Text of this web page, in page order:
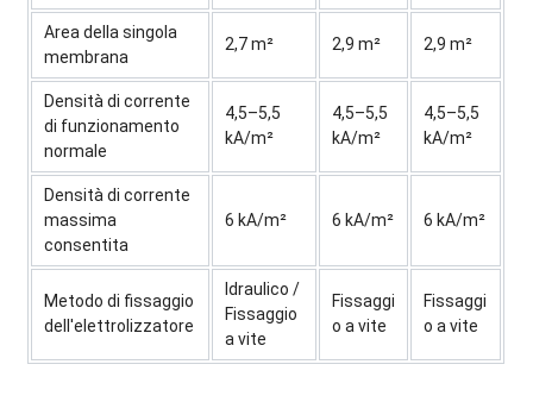
Area della singola
membrana
2,7 m² 2,9 m² 2,9 m²
Densità di corrente
di funzionamento
normale
4,5–5,5
kA/m²
4,5–5,5
kA/m²
4,5–5,5
kA/m²
Densità di corrente
massima
consentita
6 kA/m² 6 kA/m² 6 kA/m²
Metodo di fissaggio
dell'elettrolizzatore
Idraulico /
Fissaggio
a vite
Fissaggi
o a vite
Fissaggi
o a vite